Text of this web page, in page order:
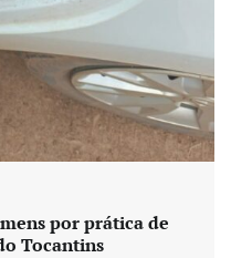
por prática de
Tocantins